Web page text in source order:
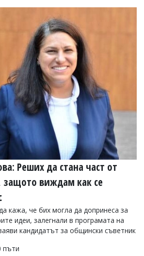
Реших да стана част от
защото виждам как се
кажа, че бих могла да допринеса за
идеи, залегнали в програмата на
кандидатът за общински съветник
пъти